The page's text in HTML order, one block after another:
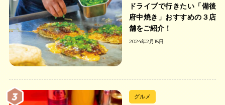
ドライブで行きたい「備後
府中焼き」おすすめの３店
舗をご紹介！
2024年2月15日
グルメ